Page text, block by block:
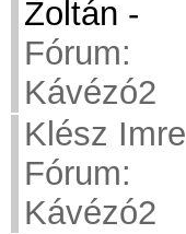
Zoltán -
Fórum:
Kávézó2
Klész Imre
Fórum:
Kávézó2